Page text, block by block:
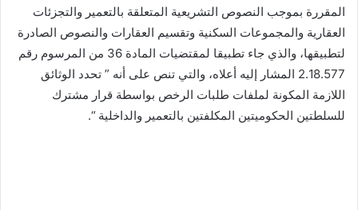
المقررة بموجب النصوص التشريعية المتعلقة بالتعمير والتجزئات
العقارية والمجموعات السكنية وتقسيم العقارات والنصوص الصادرة
لتطبيقها، والذي جاء تطبيقا لمقتضيات المادة 36 من المرسوم رقم
2.18.577 المشار إليه أعلاه، والتي تنص على أنه ” تحدد الوثائق
اللازمة المكونة لملفات طلبات الرخص بواسطة قرار مشترك
للسلطتين الحكوميتين المكلفتين بالتعمير والداخلية “.